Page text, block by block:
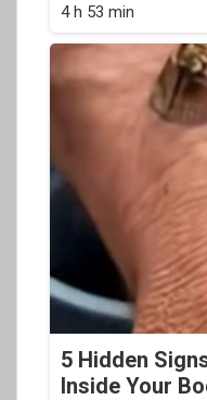
4 h 53 min
5 Hidden
Inside Your